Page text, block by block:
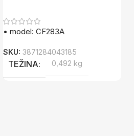
• model: CF283A
SKU:3871284043185
TEŽINA 0,492 kg